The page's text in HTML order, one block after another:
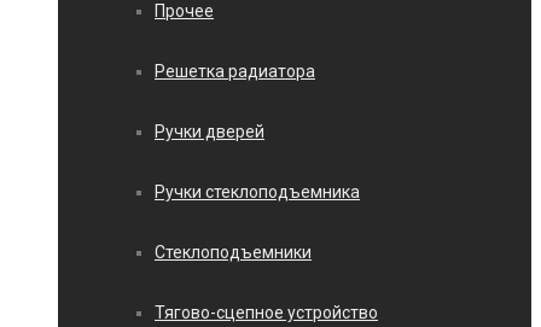
Прочее
Решетка радиатора
Ручки дверей
Ручки стеклоподъемника
Стеклоподъемники
Тягово-сцепное устройство